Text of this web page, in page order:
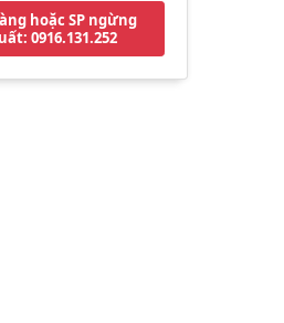
hoặc SP ngừng
: 0916.131.252